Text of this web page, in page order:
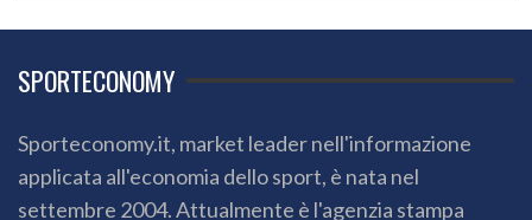
SPORTECONOMY
Sporteconomy.it, market leader nell'informazione
applicata all'economia dello sport, è nata nel
settembre 2004. Attualmente è l'agenzia stampa